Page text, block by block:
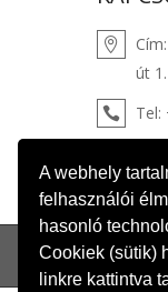
A webhely
felhasználói
hasonló
Cookiek (sütik)
linkre kattintva
út 1.
Tel: